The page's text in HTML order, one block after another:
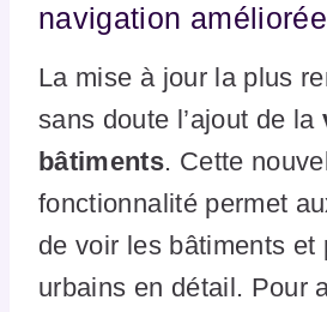
navigation améliorée
La mise à jour la plus
sans doute l’ajout de la
bâtiments. Cette
fonctionnalité permet
de voir les bâtiments et
urbains en détail. Pour